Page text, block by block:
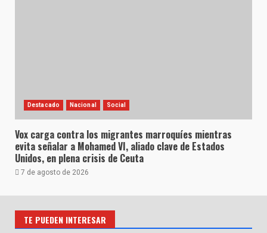
Destacado Nacional Social
Vox carga contra los migrantes marroquíes mientras
evita señalar a Mohamed VI, aliado clave de Estados
Unidos, en plena crisis de Ceuta
7 de agosto de 2026
TE PUEDEN INTERESAR